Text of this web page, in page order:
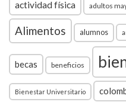
actividad física adultos
Alimentos alumnos
becas beneficios
Bienestar Universitario